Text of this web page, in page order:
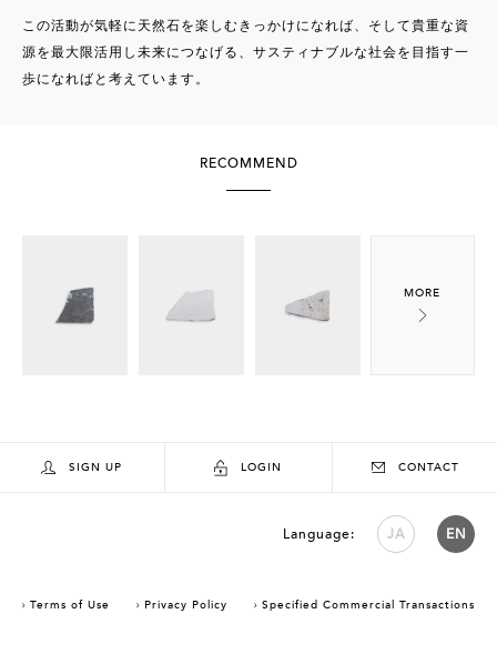
この活動が気軽に天然石を楽しむきっかけになれば、そして貴重な資
源を最大限活用し未来につなげる、サスティナブルな社会を目指す一
歩になればと考えています。
RECOMMEND
SIGN UP LOGIN CONTACT
Language: JA EN
Terms of Use Privacy Policy Specified Commercial Transactions